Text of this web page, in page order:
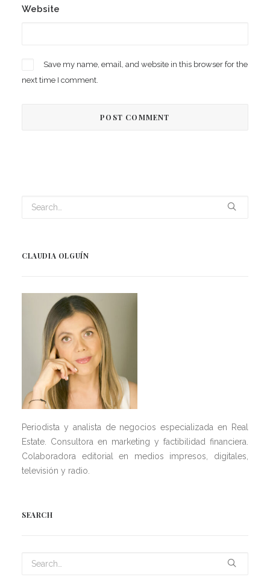
Website
Save my name, email, and website in this browser for the
next time I comment.
CLAUDIA OLGUÍN
Periodista y analista de negocios especializada en Real
Estate. Consultora en marketing y factibilidad financiera.
Colaboradora editorial en medios impresos, digitales,
televisión y radio.
SEARCH